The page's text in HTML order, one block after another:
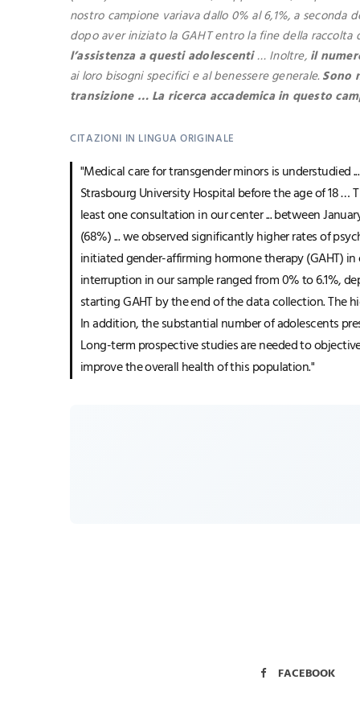
nostro campione variava dallo 0% al 6,1%, a
dopo aver iniziato la GAHT entro la fine della raccolta
l’assistenza a questi adolescenti… Inoltre, il
ai loro bisogni specifici e al benessere generale. Sono
transizione … La ricerca accademica in questo
CITAZIONI IN LINGUA ORIGINALE
"Medical care for transgender minors is
Strasbourg University Hospital before the age of 18
least one consultation in our center ... between
(68%) ... we observed significantly higher rates of
initiated gender-affirming hormone therapy (GAHT) in
interruption in our sample ranged from 0% to 6.1%,
starting GAHT by the end of the data collection. The
In addition, the substantial number of adolescents
Long-term prospective studies are needed to
improve the overall health of this population."
FACEBOOK